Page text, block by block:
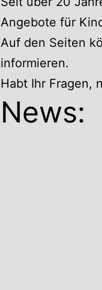
Angebote für
Auf den Seiten
informieren.
Habt Ihr Fragen,
News: